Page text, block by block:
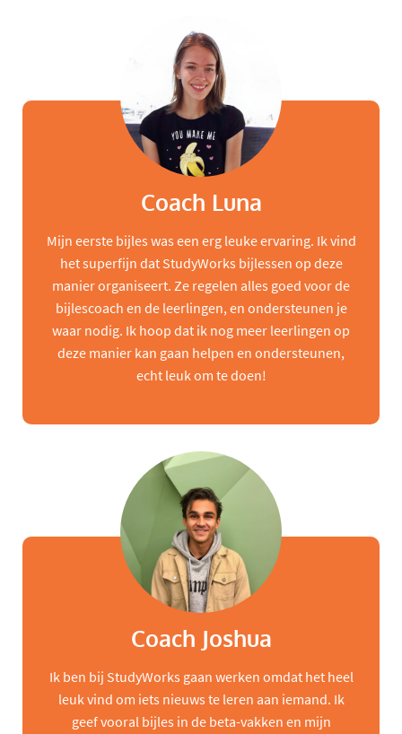
Coach Luna
Mijn eerste bijles was een erg leuke ervaring. Ik vind
het superfijn dat StudyWorks bijlessen op deze
manier organiseert. Ze regelen alles goed voor de
bijlescoach en de leerlingen, en ondersteunen je
waar nodig. Ik hoop dat ik nog meer leerlingen op
deze manier kan gaan helpen en ondersteunen,
echt leuk om te doen!
Coach Joshua
Ik ben bij StudyWorks gaan werken omdat het heel
leuk vind om iets nieuws te leren aan iemand. Ik
geef vooral bijles in de beta-vakken en mijn